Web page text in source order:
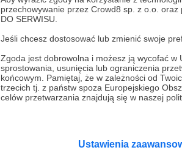
przechowywanie przez Crowd8 sp. z o.o.
DO SERWISU.
Jeśli chcesz dostosować lub zmienić swoje
Zgoda jest dobrowolna i możesz ją wycofać w
sprostowania, usunięcia lub ograniczenia
końcowym. Pamiętaj, że w zależności od
trzecich tj. z państw spoza Europejskiego
celów przetwarzania znajdują się w naszej
Ustawienia
Rozwiń opis